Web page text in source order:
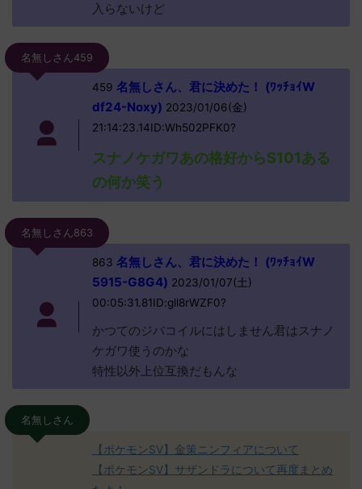
入らないけど
名無しさん459
459 名無しさん、君に決めた！ (ﾜｯﾁｮｲW
df24-Noxy) 2023/01/06(金)
21:14:23.14ID:Wh502PFK0?
スナノケガワあの格好からS101ある
の何か笑う
名無しさん863
863 名無しさん、君に決めた！ (ﾜｯﾁｮｲW
5915-G8G4) 2023/01/07(土)
00:05:31.81ID:gll8rWZF0?
かつてのジバコイルにはしません君はスナノ
ケガワ使うのかな
特性以外上位互換だもんな
名無しさん
【ポケモンSV】金策ニンフィアについて
【ポケモンSV】サザンドラについて再度まとめ